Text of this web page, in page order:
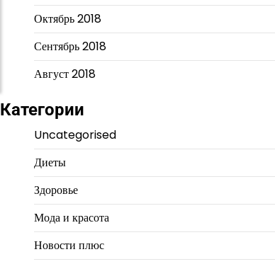
Октябрь 2018
Сентябрь 2018
Август 2018
Категории
Uncategorised
Диеты
Здоровье
Мода и красота
Новости плюс